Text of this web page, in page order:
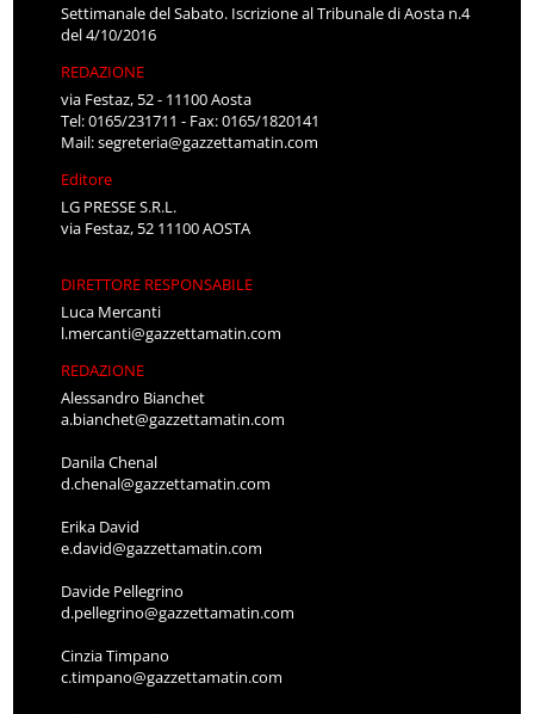
Settimanale del Sabato. Iscrizione al Tribunale di Aosta n.4
del 4/10/2016
REDAZIONE
via Festaz, 52 - 11100 Aosta
Tel: 0165/231711 - Fax: 0165/1820141
Mail:segreteria@gazzettamatin.com
Editore
LG PRESSE S.R.L.
via Festaz, 52 11100 AOSTA
DIRETTORE RESPONSABILE
Luca Mercanti
l.mercanti@gazzettamatin.com
REDAZIONE
Alessandro Bianchet
a.bianchet@gazzettamatin.com
Danila Chenal
d.chenal@gazzettamatin.com
Erika David
e.david@gazzettamatin.com
Davide Pellegrino
d.pellegrino@gazzettamatin.com
Cinzia Timpano
c.timpano@gazzettamatin.com